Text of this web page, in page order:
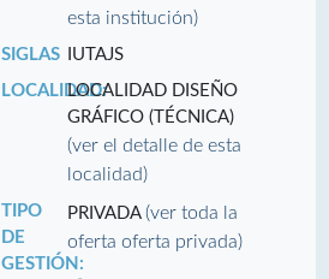
esta institución)
SIGLAS
IUTAJS
LOCALIDAD:LOCALIDAD DISEÑO
GRÁFICO (TÉCNICA)
(ver el detalle de esta
localidad)
TIPO
DE
GESTIÓN:
PRIVADA(ver toda la
oferta oferta privada)